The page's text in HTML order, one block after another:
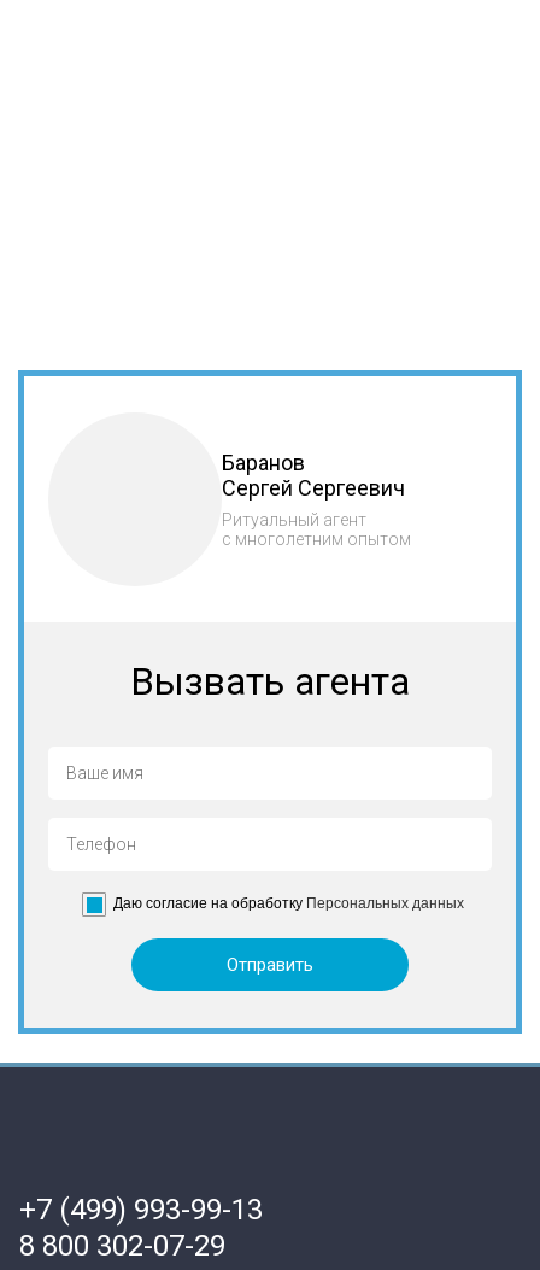
Баранов
Сергей Сергеевич
Ритуальный агент
с многолетним опытом
Вызвать агента
Даю согласие на обработку Персональных данных
+7 (499) 993-99-13
8 800 302-07-29